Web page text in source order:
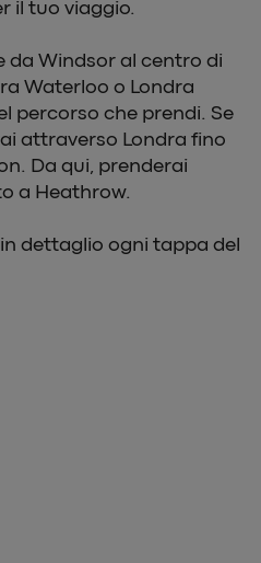
il tuo viaggio.
da Windsor al centro di
Waterloo o Londra
percorso che prendi. Se
attraverso Londra fino
Da qui, prenderai
a Heathrow.
dettaglio ogni tappa del